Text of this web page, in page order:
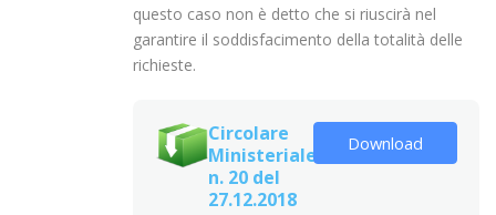
questo caso non è detto che si riuscirà nel
garantire il soddisfacimento della totalità delle
richieste.
Circolare
Ministeriale
n. 20 del
27.12.2018
Download